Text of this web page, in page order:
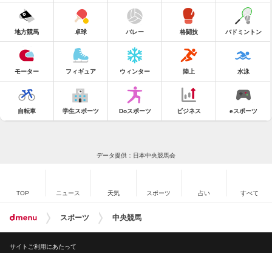
地方競馬 卓球 バレー 格闘技 バドミントン
モーター フィギュア ウィンター 陸上 水泳
自転車 学生スポーツ Doスポーツ ビジネス eスポーツ
データ提供：日本中央競馬会
TOP ニュース 天気 スポーツ 占い すべて
スポーツ 中央競馬
サイトご利用にあたって